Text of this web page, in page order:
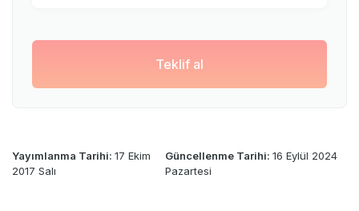
Teklif al
Yayımlanma Tarihi: 17 Ekim
2017 Salı
Güncellenme Tarihi: 16 Eylül 2024
Pazartesi